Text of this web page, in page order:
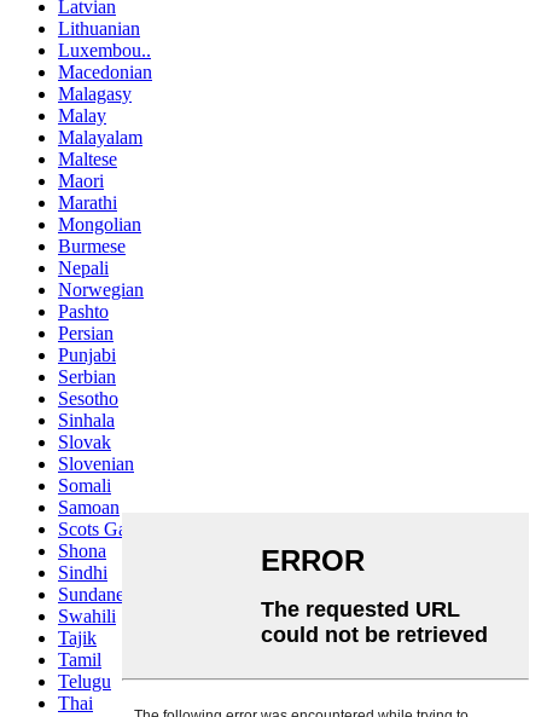
Latvian
Lithuanian
Luxembou..
Macedonian
Malagasy
Malay
Malayalam
Maltese
Maori
Marathi
Mongolian
Burmese
Nepali
Norwegian
Pashto
Persian
Punjabi
Serbian
Sesotho
Sinhala
Slovak
Slovenian
Somali
Samoan
Scots Gaelic
Shona
Sindhi
Sundanese
Swahili
Tajik
Tamil
Telugu
Thai